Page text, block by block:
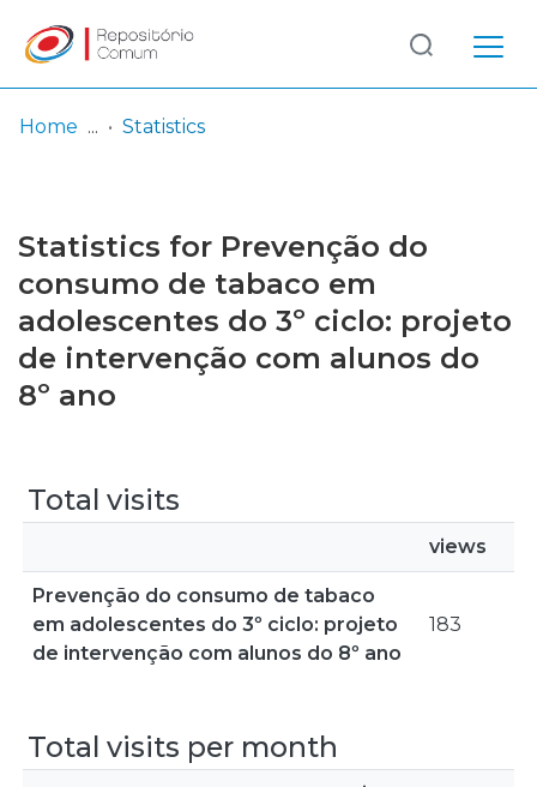
Browse repository
Entities
Log
In
(current)
Home Statistics
Statistics for Prevenção do
consumo de tabaco em
adolescentes do 3º ciclo: projeto
de intervenção com alunos do
8º ano
Total visits
views
Prevenção do consumo de tabaco
em adolescentes do 3º ciclo: projeto
de intervenção com alunos do 8º ano
183
Total visits per month